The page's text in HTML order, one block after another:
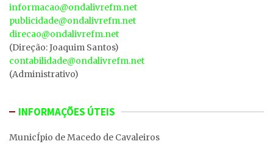
informacao@ondalivrefm.net
publicidade@ondalivrefm.net
direcao@ondalivrefm.net
(Direção: Joaquim Santos)
contabilidade@ondalivrefm.net
(Administrativo)
INFORMAÇÕES ÚTEIS
MunicÍpio de Macedo de Cavaleiros